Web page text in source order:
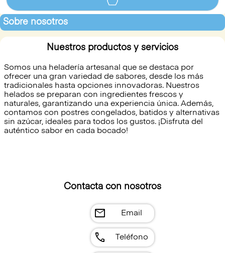
Sobre nosotros
Nuestros productos y servicios
Somos una heladería artesanal que se destaca por
ofrecer una gran variedad de sabores, desde los más
tradicionales hasta opciones innovadoras. Nuestros
helados se preparan con ingredientes frescos y
naturales, garantizando una experiencia única. Además,
contamos con postres congelados, batidos y alternativas
sin azúcar, ideales para todos los gustos. ¡Disfruta del
auténtico sabor en cada bocado!
Contacta con nosotros
mail Email
call Teléfono